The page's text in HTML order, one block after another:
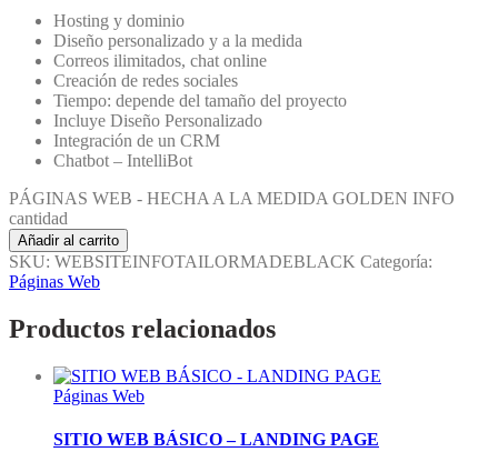
Hosting y dominio
Diseño personalizado y a la medida
Correos ilimitados, chat online
Creación de redes sociales
Tiempo: depende del tamaño del proyecto
Incluye Diseño Personalizado
Integración de un CRM
Chatbot – IntelliBot
PÁGINAS WEB - HECHA A LA MEDIDA GOLDEN INFO
cantidad
Añadir al carrito
SKU: WEBSITEINFOTAILORMADEBLACK Categoría:
Páginas Web
Productos relacionados
Páginas Web
SITIO WEB BÁSICO – LANDING PAGE